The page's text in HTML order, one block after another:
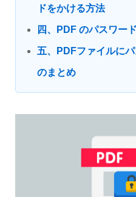
ドをかける方法
四、PDF のパスワー
五、PDFファイルに
のまとめ